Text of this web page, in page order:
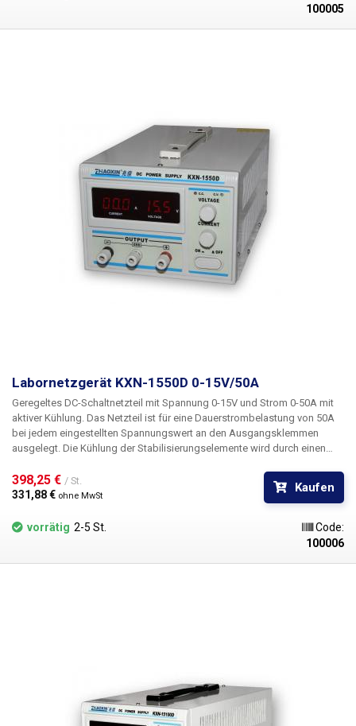
100005
Labornetzgerät KXN-1550D 0-15V/50A
Geregeltes DC-Schaltnetzteil mit Spannung 0-15V und Strom 0-50A mit
aktiver Kühlung. Das Netzteil ist für eine Dauerstrombelastung von 50A
bei jedem eingestellten Spannungswert an den Ausgangsklemmen
ausgelegt. Die Kühlung der Stabilisierungselemente wird durch einen
Stromlasten erfordern, sind auf der Rückseite des Gehäuses
Stromversorgungsanschlüsse vorgesehen. Ein Mehrgang-Potentiometer
398,25 € / St.
331,88 € ohne MwSt
Kaufen
vorrätig 2-5 St.
Code:
100006